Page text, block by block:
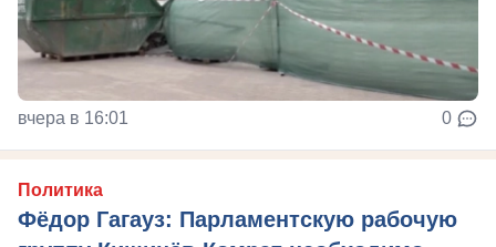
вчера в 16:01 0
Политика
Фёдор Гагауз: Парламентскую рабочую